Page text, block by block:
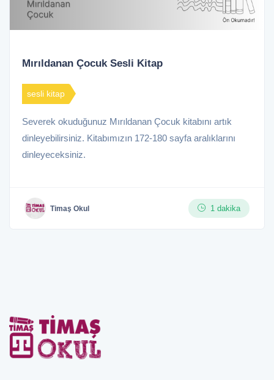
Mırıldanan Çocuk Sesli Kitap
sesli kitap
Severek okuduğunuz Mırıldanan Çocuk kitabını artık
dinleyebilirsiniz. Kitabımızın 172-180 sayfa aralıklarını
dinleyeceksiniz.
Timaş Okul 1 dakika